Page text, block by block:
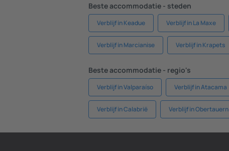
Beste accommodatie - steden
Verblijf in Keadue Verblijf in La Maxe
Verblijf in Marcianise Verblijf in Krapets
Beste accommodatie - regio's
Verblijf in Valparaíso Verblijf in Atacama
Verblijf in Calabrië Verblijf in Obertauern